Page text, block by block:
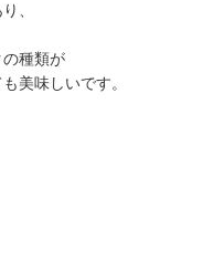
、
種類が
美味しいです。